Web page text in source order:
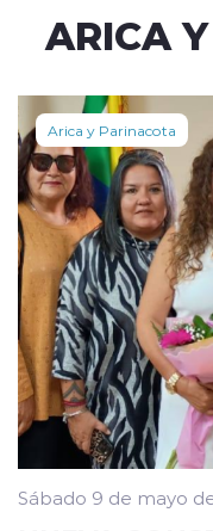
ARICA
Arica y Parinacota
Sábado 9 de mayo